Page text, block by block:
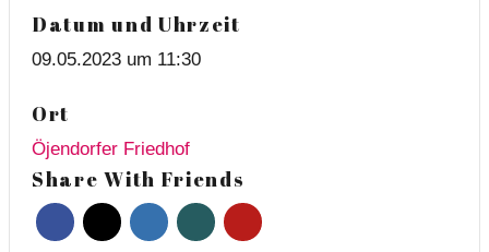
Datum und Uhrzeit
09.05.2023 um 11:30
Ort
Öjendorfer Friedhof
Share With Friends